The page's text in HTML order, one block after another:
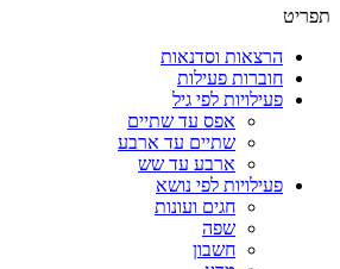
תפריט
הרצאות וסדנאות
חוברות פעילות
פעילויות לפי גיל
אפס עד שתיים
שתיים עד ארבע
ארבע עד שש
פעילויות לפי נושא
חגים ועונות
שפה
חשבון